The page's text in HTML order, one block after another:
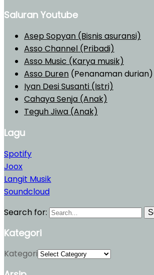
Saluran Youtube
Asep Sopyan (Bisnis asuransi)
Asso Channel (Pribadi)
Asso Music (Karya musik)
Asso Duren (Penanaman durian)
Iyan Desi Susanti (Istri)
Cahaya Senja (Anak)
Teguh Jiwa (Anak)
Lagu
Spotify
Joox
Langit Musik
Soundcloud
Search for:
Kategori
Kategori